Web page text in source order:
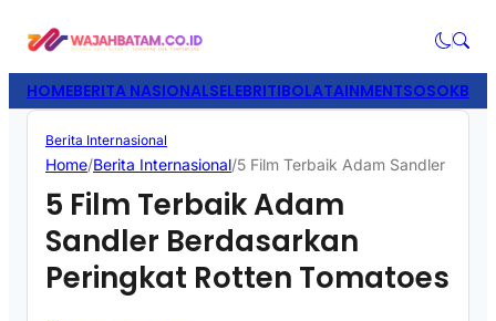
HOMEBERITA NASIONALSELEBRITIBOLATAINMENTSOSOK
Berita Internasional
Home/Berita Internasional/5 Film Terbaik Adam Sandler
5 Film Terbaik Adam
Sandler Berdasarkan
Peringkat Rotten Tomatoes